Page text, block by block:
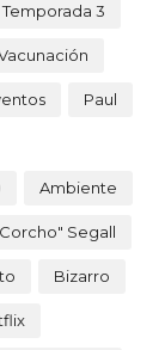
Temporada 3
Paul
Ambiente
Segall
Bizarro